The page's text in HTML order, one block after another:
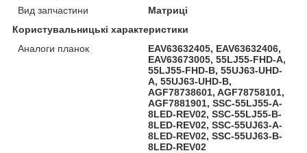
Вид запчастини
Матриці
Користувальницькі характеристики
Аналоги планок
EAV63632405, EAV63632406,
EAV63673005, 55LJ55-FHD-A,
55LJ55-FHD-B, 55UJ63-UHD-
A, 55UJ63-UHD-B,
AGF78738601, AGF78758101,
AGF7881901, SSC-55LJ55-A-
8LED-REV02, SSC-55LJ55-B-
8LED-REV02, SSC-55UJ63-A-
8LED-REV02, SSC-55UJ63-B-
8LED-REV02